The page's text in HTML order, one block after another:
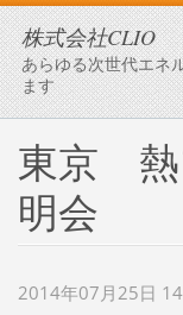
株式会社CLIO
あらゆる次世代エネ
ます
東京 熱
明会
2014年07月25日